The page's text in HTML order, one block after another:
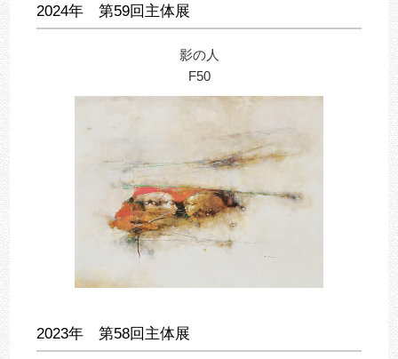
2024年 第59回主体展
影の人
F50
2023年 第58回主体展